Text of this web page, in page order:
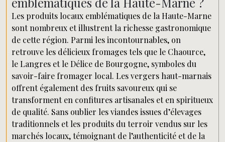
Les produits locaux emblématiques de la Haute-Marne
sont nombreux et illustrent la richesse gastronomique
de cette région. Parmi les incontournables, on
retrouve les délicieux fromages tels que le Chaource,
le Langres et le Délice de Bourgogne, symboles du
savoir-faire fromager local. Les vergers haut-marnais
offrent également des fruits savoureux qui se
transforment en confitures artisanales et en spiritueux
de qualité. Sans oublier les viandes issues d’élevages
traditionnels et les produits du terroir vendus sur les
marchés locaux, témoignant de l’authenticité et de la